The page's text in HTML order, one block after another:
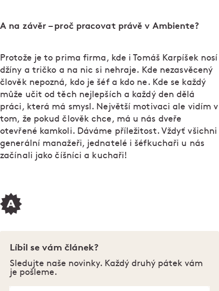
A na závěr – proč pracovat právě v Ambiente?
Protože je to prima firma, kde i Tomáš Karpíšek nosí
džíny a tričko a na nic si nehraje. Kde nezasvěcený
člověk nepozná, kdo je šéf a kdo ne. Kde se každý
může učit od těch nejlepších a každý den dělá
práci, která má smysl. Největší motivaci ale vidím v
tom, že pokud člověk chce, má u nás dveře
otevřené kamkoli. Dáváme příležitost. Vždyť všichni
generální manažeři, jednatelé i šéfkuchaři u nás
začínali jako číšníci a kuchaři!
Líbil se vám článek?
Sledujte naše novinky. Každý druhý pátek vám
je pošleme.